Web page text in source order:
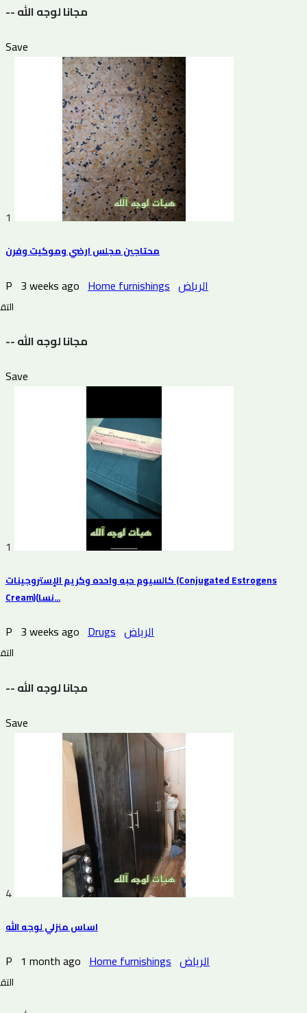
-- مجانا لوجه الله
Save
1
محتاجين مجلس ارضي وموكيت وفرن
P 3 weeks ago Home furnishings الرياض
0
-- مجانا لوجه الله
Save
1
كالسيوم حبه واحده وكريم الإستروجينات (Conjugated Estrogens
Cream)(نسا...
P 3 weeks ago Drugs الرياض
0
-- مجانا لوجه الله
Save
4
اساس منزلي لوجه الله
P 1 month ago Home furnishings الرياض
0